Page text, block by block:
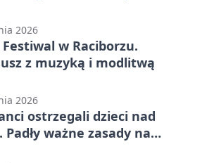
2026
Festiwal w Raciborzu.
z muzyką i modlitwą
2026
ostrzegali dzieci nad
Padły ważne zasady na